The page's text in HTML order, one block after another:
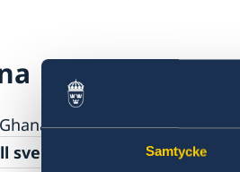
Samtycke
svenskar i Ghana